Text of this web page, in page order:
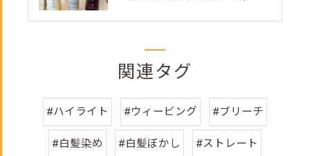
関連タグ
#ハイライト #ウィービング #ブリーチ
#白髪染め #白髪ぼかし #ストレート